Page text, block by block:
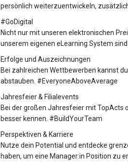
persönlich weiterzuentwickeln,
#GoDigital
Nicht nur mit unseren elektronischen
unserem eigenen eLearning System
Erfolge und Auszeichnungen
Bei zahlreichen Wettbewerben kannst
abstauben. #EveryoneAboveAverage
Jahresfeier & Filialevents
Bei der großen Jahresfeier mit TopActs
besser kennen. #BuildYourTeam
Perspektiven & Karriere
Nutze dein Potential und entdecke
haben, um eine Manager:in Position zu